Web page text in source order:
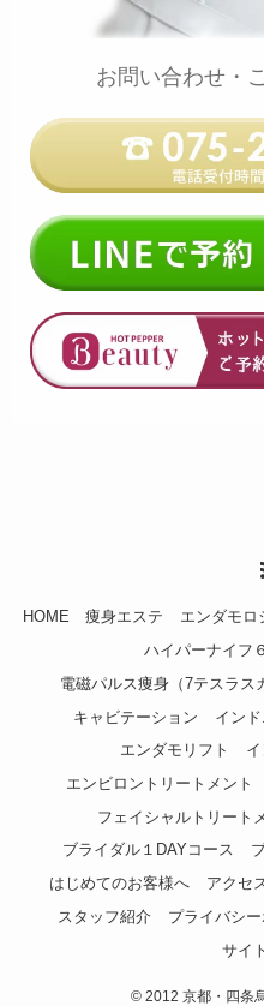
お問い合わせ・
HOME 痩身エステ エンダモロ
ハイパーナイフ６
電磁パルス痩身（7テスラス
キャビテーション
イン
エンダモリフト
エンビロントリートメント
フェイシャルトリート
ブライダル１DAYコース
はじめてのお客様へ
アクセ
スタッフ紹介
プライバシ
サイ
© 2012 京都・四条